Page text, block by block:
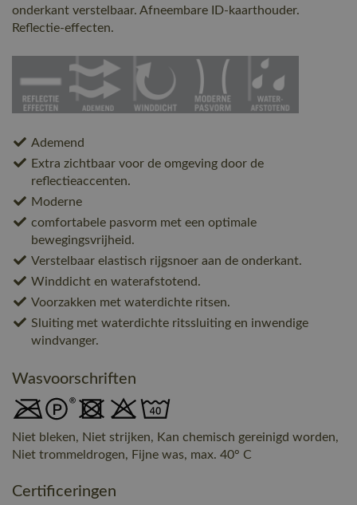
onderkant verstelbaar. Afneembare ID-kaarthouder.
Reflectie-effecten.
Ademend
Extra zichtbaar voor de omgeving door de
reflectieaccenten.
Moderne
comfortabele pasvorm met een optimale
bewegingsvrijheid.
Verstelbaar elastisch rijgsnoer aan de onderkant.
Winddicht en waterafstotend.
Voorzakken met waterdichte ritsen.
Sluiting met waterdichte ritssluiting en inwendige
windvanger.
Wasvoorschriften
Niet bleken, Niet strijken, Kan chemisch gereinigd worden,
Niet trommeldrogen, Fijne was, max. 40° C
Certificeringen